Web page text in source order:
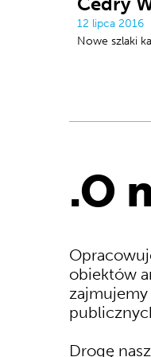
12 lipca 2016
Nowe szlaki
.O
obiektów
zajmujemy
Drogę